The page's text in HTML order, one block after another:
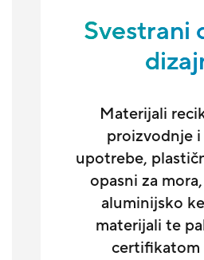
Svestrani
Materijali
proizvodnje
upotrebe,
opasni za
aluminijsko
materijali te
certifikatom